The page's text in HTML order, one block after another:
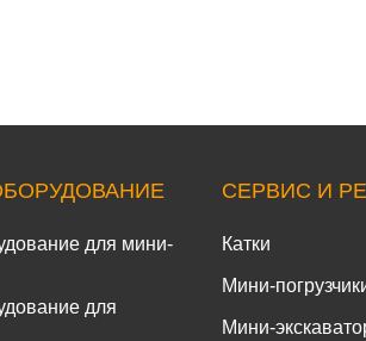
для мини-
для
СЕРВИС И
Катки
Мини-
Мини-